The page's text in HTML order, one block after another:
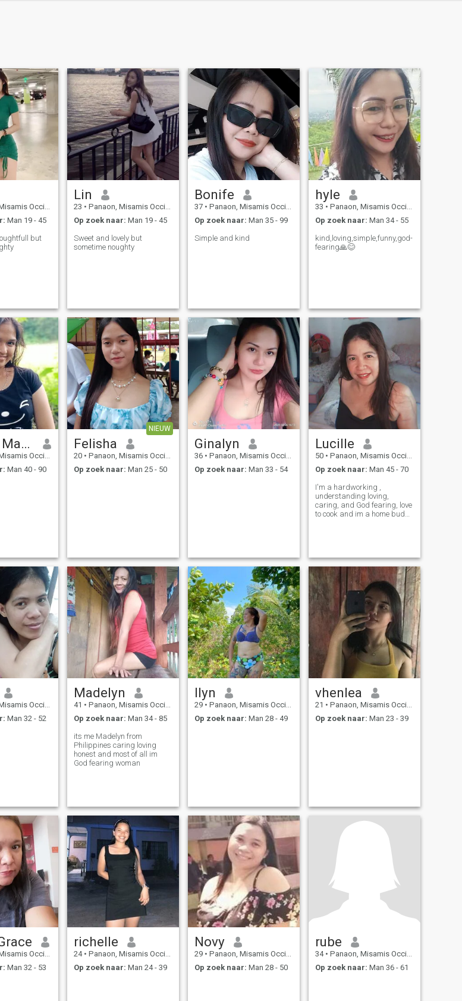
Occidental, Filipijnen
Man 19 - 45
but
Lin
23 • Panaon, Misamis Occidental, Filipijnen
Op zoek naar: Man 19 - 45
Sweet and lovely but
sometime noughty
Bonife
37 • Panaon, Misamis Occidental, Filipijnen
Op zoek naar: Man 35 - 99
Simple and kind
hyle
33 • Panaon, Misamis Occidental, Filipijnen
Op zoek naar: Man 34 - 55
kind,loving,simple,funny,god-
fearing🙏😊
Sheena Marie
Occidental, Filipijnen
Man 40 - 90
NIEUW
Felisha
20 • Panaon, Misamis Occidental, Filipijnen
Op zoek naar: Man 25 - 50
Ginalyn
36 • Panaon, Misamis Occidental, Filipijnen
Op zoek naar: Man 33 - 54
Lucille
50 • Panaon, Misamis Occidental, Filipijnen
Op zoek naar: Man 45 - 70
I'm a hardworking ,
understanding loving,
caring, and God fearing, love
to cook and im a home buddy
Occidental, Filipijnen
Man 32 - 52
Madelyn
41 • Panaon, Misamis Occidental, Filipijnen
Op zoek naar: Man 34 - 85
its me Madelyn from
Philippines caring loving
honest and most of all im
God fearing woman
Ilyn
29 • Panaon, Misamis Occidental, Filipijnen
Op zoek naar: Man 28 - 49
vhenlea
21 • Panaon, Misamis Occidental, Filipijnen
Op zoek naar: Man 23 - 39
Occidental, Filipijnen
Man 32 - 53
richelle
24 • Panaon, Misamis Occidental, Filipijnen
Op zoek naar: Man 24 - 39
Novy
29 • Panaon, Misamis Occidental, Filipijnen
Op zoek naar: Man 28 - 50
rube
34 • Panaon, Misamis Occidental, Filipijnen
Op zoek naar: Man 36 - 61